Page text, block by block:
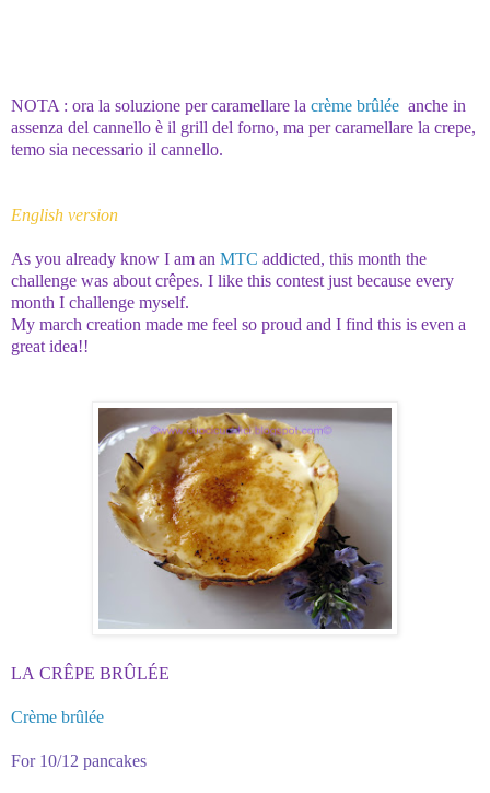
NOTA : ora la soluzione per caramellare la crème brûlée anche in
assenza del cannello è il grill del forno, ma per caramellare la crepe,
temo sia necessario il cannello.
English version
As you already know I am an MTC addicted, this month the
challenge was about crêpes. I like this contest just because every
month I challenge myself.
My march creation made me feel so proud and I find this is even a
great idea!!
LA CRÊPE BRÛLÉE
Crème brûlée
For 10/12 pancakes